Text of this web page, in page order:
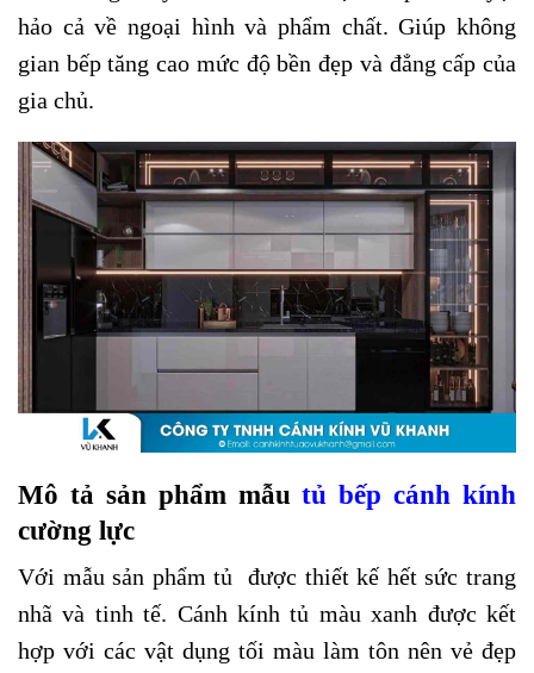
hảo cả về ngoại hình và phẩm chất. Giúp không
gian bếp tăng cao mức độ bền đẹp và đẳng cấp của
gia chủ.
Mô tả sản phẩm mẫutủ bếp cánh kính
cường lực
Với mẫu sản phẩm tủ được thiết kế hết sức trang
nhã và tinh tế. Cánh kính tủ màu xanh được kết
hợp với các vật dụng tối màu làm tôn nên vẻ đẹp